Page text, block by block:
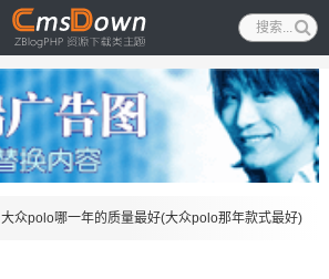
大众polo哪一年的质量最好(大众polo那年款式最好)